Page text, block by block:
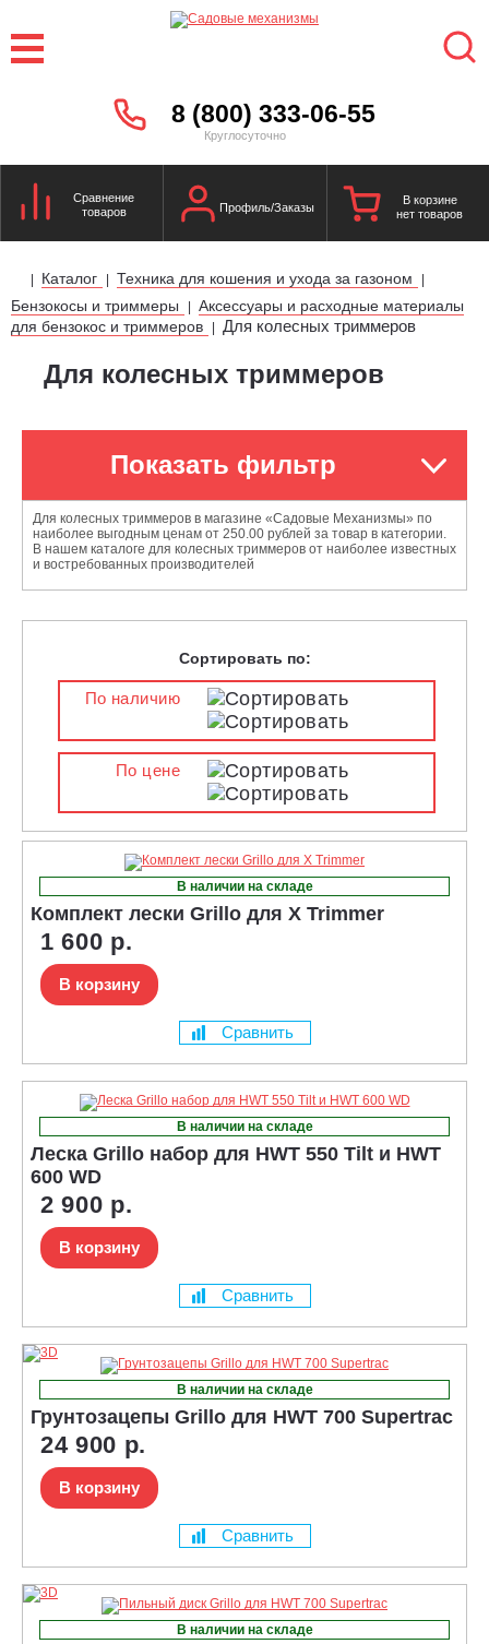
8 (800) 333-06-55
Круглосуточно
Сравнение
товаров
Профиль/Заказы
В корзине
нет товаров
| Каталог | Техника для кошения и ухода за газоном |
Бензокосы и триммеры | Аксессуары и расходные материалы
для бензокос и триммеров
| Для колесных триммеров
Для колесных триммеров
Показать фильтр
Для колесных триммеров в магазине «Садовые Механизмы» по
наиболее выгодным ценам от 250.00 рублей за товар в категории.
В нашем каталоге для колесных триммеров от наиболее известных
и востребованных производителей
Сортировать по:
По наличию
По цене
В наличии на складе
Комплект лески Grillo для X Trimmer
1 600 р.
В корзину
Сравнить
В наличии на складе
Леска Grillo набор для HWT 550 Tilt и HWT
600 WD
2 900 р.
В корзину
Сравнить
В наличии на складе
Грунтозацепы Grillo для HWT 700 Supertrac
24 900 р.
В корзину
Сравнить
В наличии на складе